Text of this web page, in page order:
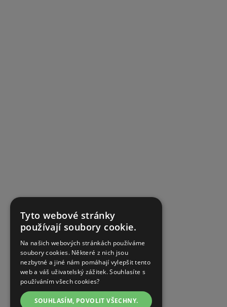
Tyto webové stránky
používají soubory cookie.
Na našich webových stránkách používáme
soubory cookies. Některé z nich jsou
nezbytné a jiné nám pomáhají vylepšit tento
web a váš uživatelský zážitek. Souhlasíte s
používáním všech cookies?
SOUHLASÍM, POVOLIT VŠECHNY.